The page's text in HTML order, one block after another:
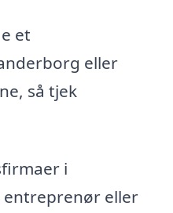
et
eller
så tjek
i
entreprenør eller